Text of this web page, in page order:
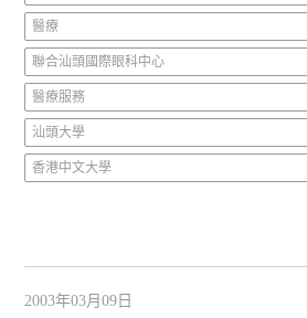
醫療
聯合汕頭國際眼科中心
醫療服務
汕頭大學
香港中文大學
2003年03月09日